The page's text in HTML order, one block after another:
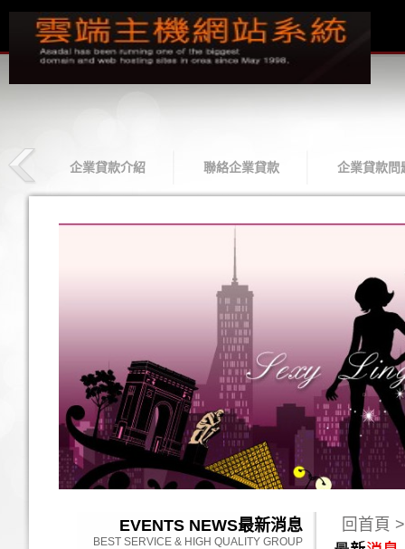
企業貸款介紹 聯絡企業貸款 企業貸款問
EVENTS NEWS最新消息
BEST SERVICE & HIGH QUALITY GROUP
回首頁